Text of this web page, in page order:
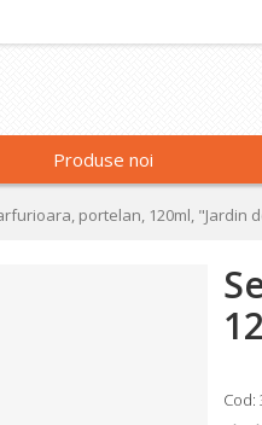
Produse noi
portelan, 120ml, "Jardin
Cod: